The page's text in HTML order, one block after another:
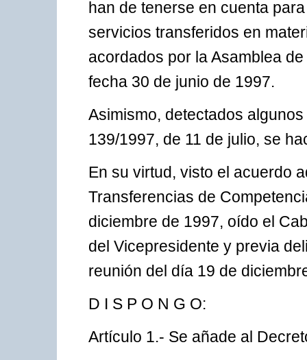
han de tenerse en cuenta
servicios transferidos en
acordados por la Asamblea
fecha 30 de junio de 1997.
Asimismo, detectados
139/1997, de 11 de julio, se
En su virtud, visto el acuerdo
Transferencias de
diciembre de 1997, oído el
del Vicepresidente y previa
reunión del día 19 de
D I S P O N G O:
Artículo 1.- Se añade al